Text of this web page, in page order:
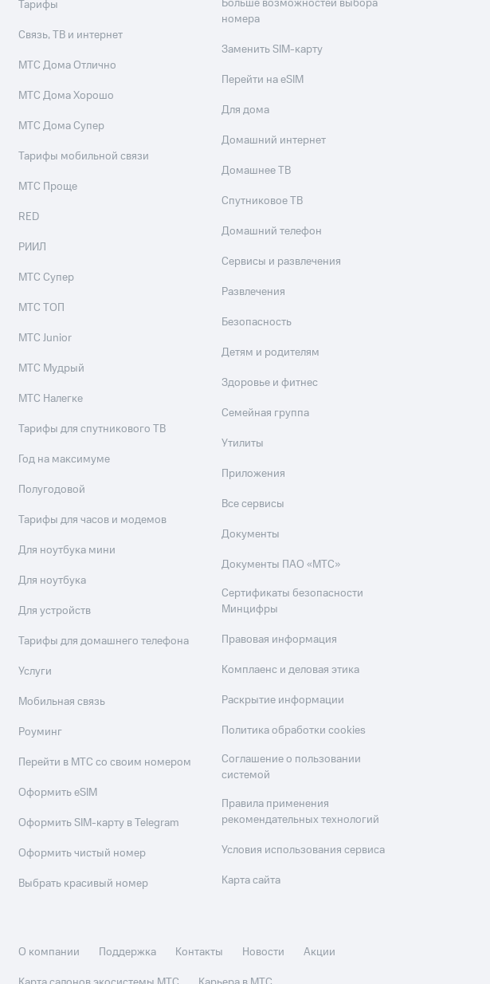
Тарифы
Связь, ТВ и интернет
МТС Дома Отлично
МТС Дома Хорошо
МТС Дома Супер
Тарифы мобильной связи
МТС Проще
RED
РИИЛ
МТС Супер
МТС ТОП
МТС Junior
МТС Мудрый
МТС Налегке
Тарифы для спутникового ТВ
Год на максимуме
Полугодовой
Тарифы для часов и модемов
Для ноутбука мини
Для ноутбука
Для устройств
Тарифы для домашнего телефона
Услуги
Мобильная связь
Роуминг
Перейти в МТС со своим номером
Оформить eSIM
Оформить SIM-карту в Telegram
Оформить чистый номер
Выбрать красивый номер
Больше возможностей выбора
номера
Заменить SIM-карту
Перейти на eSIM
Для дома
Домашний интернет
Домашнее ТВ
Спутниковое ТВ
Домашний телефон
Сервисы и развлечения
Развлечения
Безопасность
Детям и родителям
Здоровье и фитнес
Семейная группа
Утилиты
Приложения
Все сервисы
Документы
Документы ПАО «МТС»
Сертификаты безопасности
Минцифры
Правовая информация
Комплаенс и деловая этика
Раскрытие информации
Политика обработки cookies
Соглашение о пользовании
системой
Правила применения
рекомендательных технологий
Условия использования сервиса
Карта сайта
О компании Поддержка Контакты Новости
Акции